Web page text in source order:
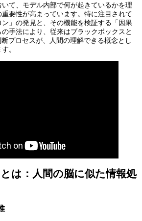
て、モデル内部で何が起きているかを理
要性が高まっています。特に注目されて
」の発見と、その機能を検証する「因果
手法により、従来はブラックボックスと
プロセスが、人間の理解できる概念とし
。
は：人間の脳に似た情報処